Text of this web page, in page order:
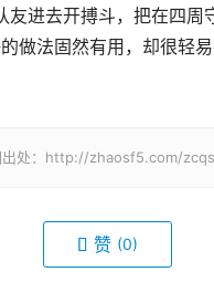
做法固然有用，却很轻
出处：http://zhaosf5.com/
赞 (0)